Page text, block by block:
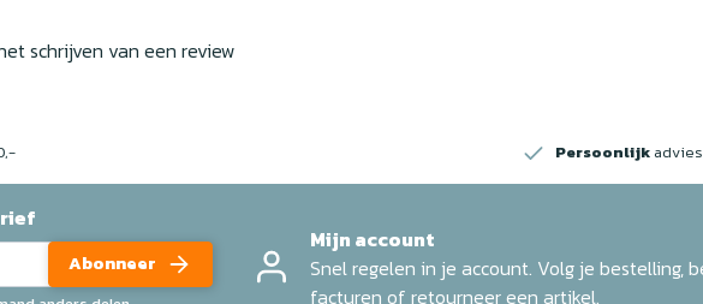
schrijven van een review
Persoonlijk advies
Abonneer
Mijn account
Snel regelen in je account. Volg je bestelling,
facturen of retourneer een artikel.